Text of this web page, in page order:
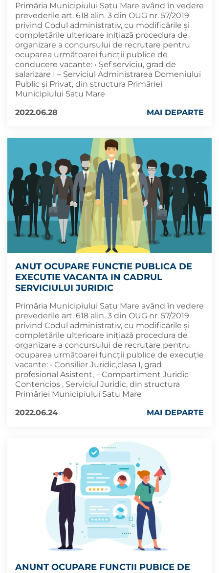
Primăria Municipiului Satu Mare având în vedere
prevederile art. 618 alin. 3 din OUG nr. 57/2019
privind Codul administrativ, cu modificările și
completările ulterioare inițiază procedura de
organizare a concursului de recrutare pentru
ocuparea următoarei funcții publice de
conducere vacante: • Șef serviciu, grad de
salarizare I – Serviciul Administrarea Domeniului
Public şi Privat, din structura Primăriei
Municipiului Satu Mare
2022.06.28
MAI DEPARTE
ANUT OCUPARE FUNCTIE PUBLICA DE
EXECUTIE VACANTA IN CADRUL
SERVICIULUI JURIDIC
Primăria Municipiului Satu Mare având în vedere
prevederile art. 618 alin. 3 din OUG nr. 57/2019
privind Codul administrativ, cu modificările și
completările ulterioare inițiază procedura de
organizare a concursului de recrutare pentru
ocuparea următoarei funcții publice de execuţie
vacante: • Consilier Juridic,clasa I, grad
profesional Asistent, – Compartiment Juridic
Contencios , Serviciul Juridic, din structura
Primăriei Municipiului Satu Mare
2022.06.24
MAI DEPARTE
ANUNT OCUPARE FUNCTII PUBICE DE